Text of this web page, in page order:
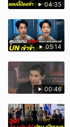
04:35
05:14
00:46